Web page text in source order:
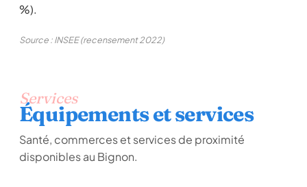
%).
Source : INSEE (recensement 2022)
Services
Équipements et services
Santé, commerces et services de proximité
disponibles au Bignon.